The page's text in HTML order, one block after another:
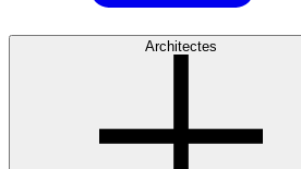
Architectes